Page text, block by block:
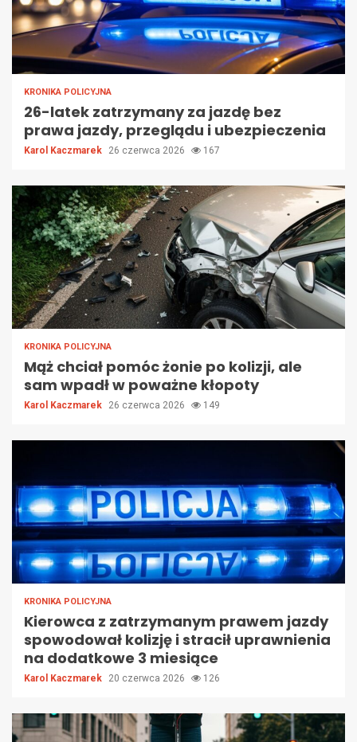
KRONIKA POLICYJNA
26-latek zatrzymany za jazdę bez
prawa jazdy, przeglądu i ubezpieczenia
Karol Kaczmarek 26 czerwca 2026 167
KRONIKA POLICYJNA
Mąż chciał pomóc żonie po kolizji, ale
sam wpadł w poważne kłopoty
Karol Kaczmarek 26 czerwca 2026 149
KRONIKA POLICYJNA
Kierowca z zatrzymanym prawem jazdy
spowodował kolizję i stracił uprawnienia
na dodatkowe 3 miesiące
Karol Kaczmarek 20 czerwca 2026 126